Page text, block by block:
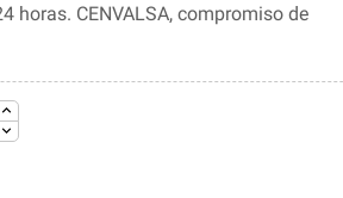
horas. CENVALSA, compromiso de